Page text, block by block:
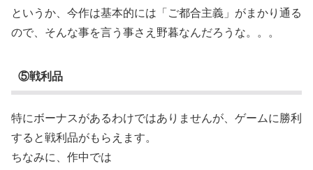
というか、今作は基本的には「ご都合主義」がまかり通る
ので、そんな事を言う事さえ野暮なんだろうな。。。
⑤戦利品
特にボーナスがあるわけではありませんが、ゲームに勝利
すると戦利品がもらえます。
ちなみに、作中では